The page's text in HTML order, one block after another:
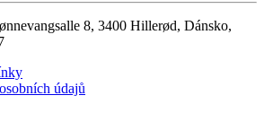
8, 3400 Hillerød, Dánsko,
údajů